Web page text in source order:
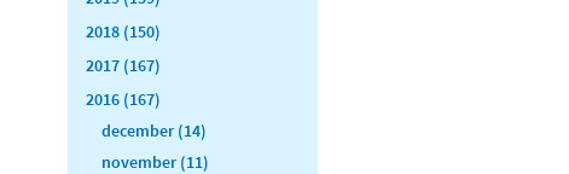
2018 (150)
2017 (167)
2016 (167)
december (14)
november (11)